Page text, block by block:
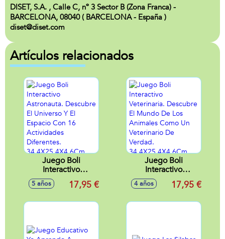
DISET, S.A. , Calle C, nº 3 Sector B (Zona Franca) -
BARCELONA, 08040 ( BARCELONA - España )
diset@diset.com
Artículos relacionados
Juego Boli
Interactivo
Astronauta.
Descubre El
34,4X25,4X4,6Cm
5 años 17,95 €
Juego Boli
Interactivo
Veterinaria.
Descubre El
Animales Como Un
34,4X25,4X4,6Cm
4 años 17,95 €